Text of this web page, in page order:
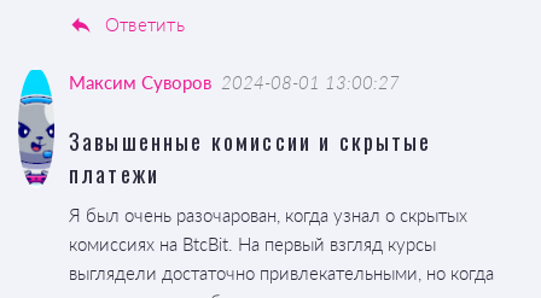
Ответить
Максим Суворов 2024-08-01 13:00:27
Завышенные комиссии и скрытые
платежи
Я был очень разочарован, когда узнал о скрытых
комиссиях на BtcBit. На первый взгляд курсы
выглядели достаточно привлекательными, но когда